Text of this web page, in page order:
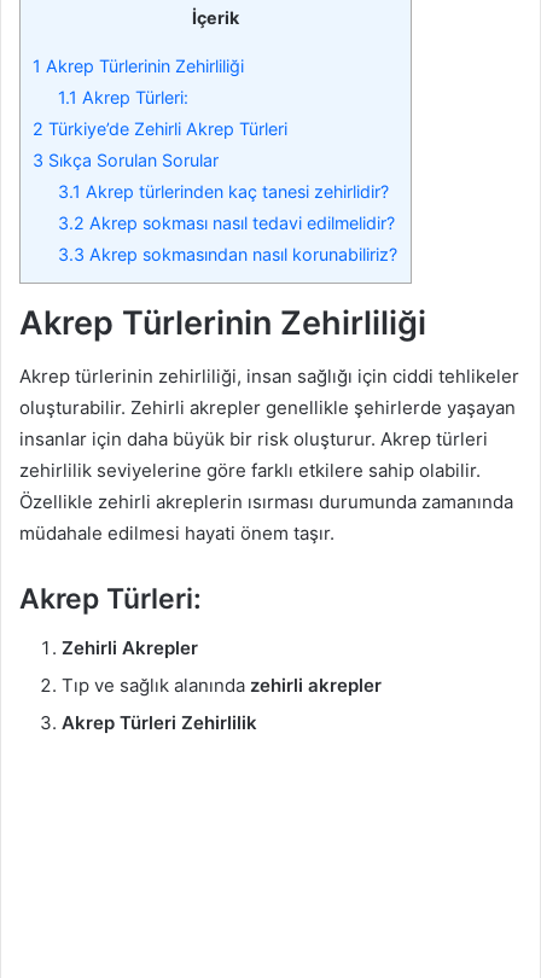
İçerik
1 Akrep Türlerinin Zehirliliği
1.1 Akrep Türleri:
2 Türkiye’de Zehirli Akrep Türleri
3 Sıkça Sorulan Sorular
3.1 Akrep türlerinden kaç tanesi zehirlidir?
3.2 Akrep sokması nasıl tedavi edilmelidir?
3.3 Akrep sokmasından nasıl korunabiliriz?
Akrep Türlerinin Zehirliliği
Akrep türlerinin zehirliliği, insan sağlığı için ciddi tehlikeler
oluşturabilir. Zehirli akrepler genellikle şehirlerde yaşayan
insanlar için daha büyük bir risk oluşturur. Akrep türleri
zehirlilik seviyelerine göre farklı etkilere sahip olabilir.
Özellikle zehirli akreplerin ısırması durumunda zamanında
müdahale edilmesi hayati önem taşır.
Akrep Türleri:
Zehirli Akrepler
Tıp ve sağlık alanında zehirli akrepler
Akrep Türleri Zehirlilik